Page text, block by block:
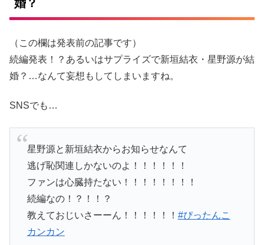
婚？
（この欄は発表前の記事です）
続編発表！？あるいはサプライズで新垣結衣・星野源が結
婚？…なんて妄想もしてしまいますね。
SNSでも…
星野源と新垣結衣からお知らせなんて
逃げ恥関連しかないのよ！！！！！！
ファンは心臓持たない！！！！！！！！
続編なの！？！！？
教えておじいさーーん！！！！！！ #ぴったんこ
カンカン